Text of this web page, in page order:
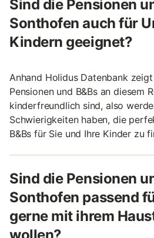
Sind die Pensionen
Sonthofen auch für
Kindern geeignet?
Anhand Holidus Datenbank
Pensionen und B&Bs an diesem
kinderfreundlich sind, also
Schwierigkeiten haben, die
B&Bs für Sie und Ihre Kinder zu
Sind die Pensionen
Sonthofen passend
gerne mit ihrem
wollen?